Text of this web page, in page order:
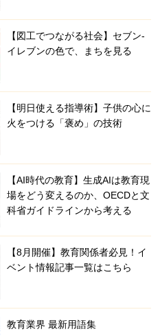
【図工でつながる社会】セブン‐
イレブンの色で、まちを見る
【明日使える指導術】子供の心に
火をつける「褒め」の技術
【AI時代の教育】生成AIは教育現
場をどう変えるのか、OECDと文
科省ガイドラインから考える
【8月開催】教育関係者必見！イ
ベント情報記事一覧はこちら
教育業界 最新用語集